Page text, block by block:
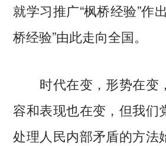
就学习推广“枫桥经验”作
桥经验”由此走向全国。
时代在变，形势在变
容和表现也在变，但我们
处理人民内部矛盾的方法